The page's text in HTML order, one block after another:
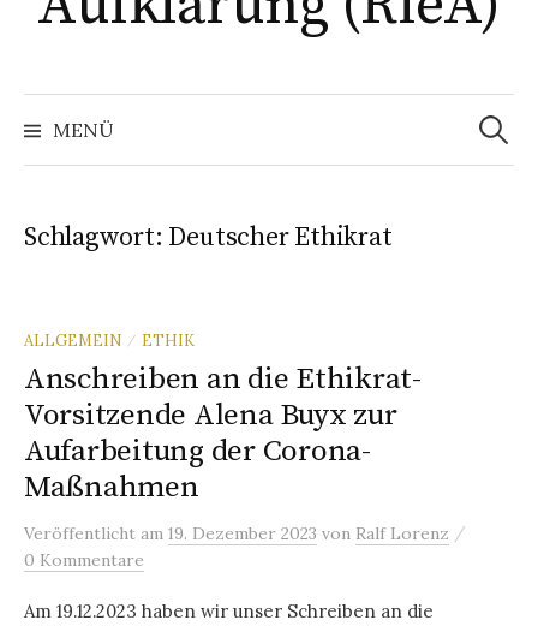
MENÜ
Suchen
nach:
Schlagwort: Deutscher Ethikrat
ALLGEMEIN / ETHIK
Anschreiben an die Ethikrat-
Vorsitzende Alena Buyx zur
Aufarbeitung der Corona-
Maßnahmen
Veröffentlicht am 19. Dezember 2023 von Ralf Lorenz /
0 Kommentare
Am 19.12.2023 haben wir unser Schreiben an die